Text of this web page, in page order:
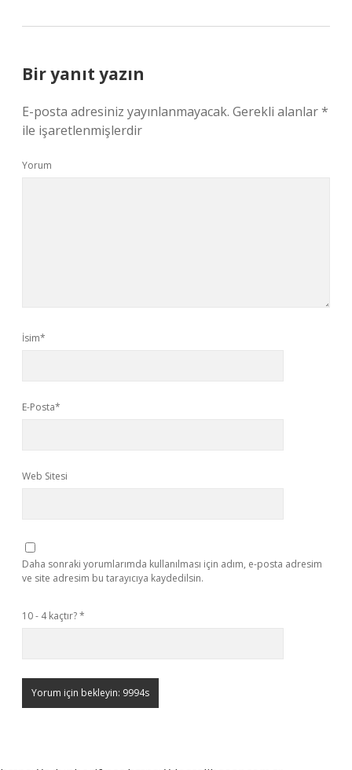
Bir yanıt yazın
E-posta adresiniz yayınlanmayacak. Gerekli alanlar*
ile işaretlenmişlerdir
Yorum
İsim*
E-Posta*
Web Sitesi
Daha sonraki yorumlarımda kullanılması için adım, e-posta adresim
ve site adresim bu tarayıcıya kaydedilsin.
10 - 4 kaçtır?*